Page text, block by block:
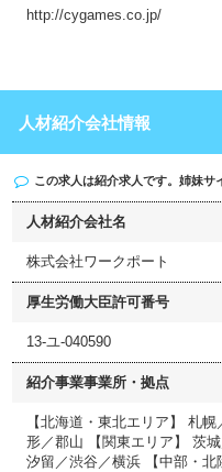
http://cygames.co.jp/
人材紹介会社情報
この求人は紹介求人です。姉妹サ
人材紹介会社名
株式会社ワークポート
厚生労働大臣許可番号
13-ユ-040590
紹介事業事業所・拠点
【北海道・東北エリア】 札
形／郡山 【関東エリア】 茨
汐留／渋谷／横浜 【中部・